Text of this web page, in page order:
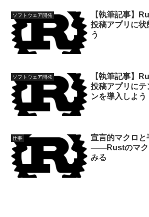
ソフトウェア開発
【執筆記事】
投稿アプリに状
う
ソフトウェア開発
【執筆記事】
投稿アプリに
ンを導入しよう
仕事
宣言的マクロと
――Rustのマク
みる